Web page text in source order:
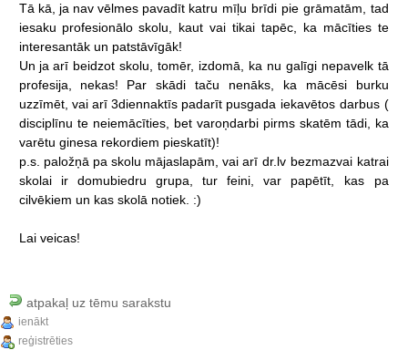
Tā kā, ja nav vēlmes pavadīt katru mīļu brīdi pie grāmatām,
tad
iesaku profesionālo skolu, kaut vai tikai tapēc, ka mācīties te
interesantāk un patstāvīgāk!
Un ja arī beidzot skolu, tomēr, izdomā, ka nu galīgi nepavelk tā
profesija,
nekas! Par skādi taču nenāks, ka mācēsi
burku
uzzīmēt, vai arī 3diennaktīs padarīt pusgada iekavētos darbus (
disciplīnu te neiemācīties, bet varoņdarbi pirms skatēm tādi,
ka
varētu ginesa rekordiem pieskatīt)!
p.s. paložņā pa skolu mājaslapām, vai arī dr.lv bezmazvai katrai
skolai
ir domubiedru grupa, tur feini, var papētīt, kas
pa
cilvēkiem un kas skolā notiek. :)
Lai veicas!
atpakaļ uz tēmu sarakstu
ienākt
reģistrēties